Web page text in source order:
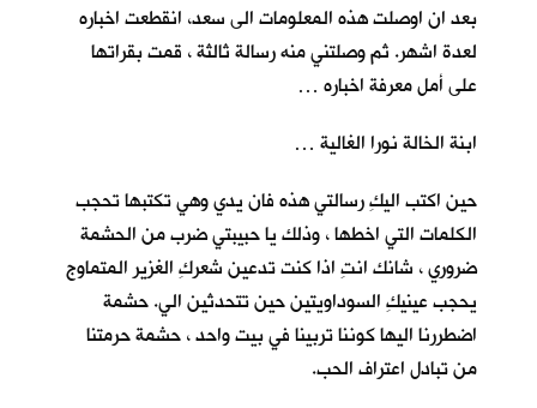
بعد ان اوصلت هذه المعلومات الى سعد، انقطعت اخباره
لعدة اشهر. ثم وصلتني منه رسالة ثالثة ، قمت بقراتها
على أمل معرفة اخباره …
ابنة الخالة نورا الغالية …
حين اكتب اليكِ رسالتي هذه فان يدي وهي تكتبها تحجب
الكلمات التي اخطها ، وذلك يا حبيبتي ضرب من الحشمة
ضروري ، شانك انتِ اذا كنت تدعين شعركِ الغزير المتماوج
يحجب عينيكِ السوداويتين حين تتحدثين الي. حشمة
اضطررنا اليها كوننا تربينا في بيت واحد ، حشمة حرمتنا
من تبادل اعتراف الحب.